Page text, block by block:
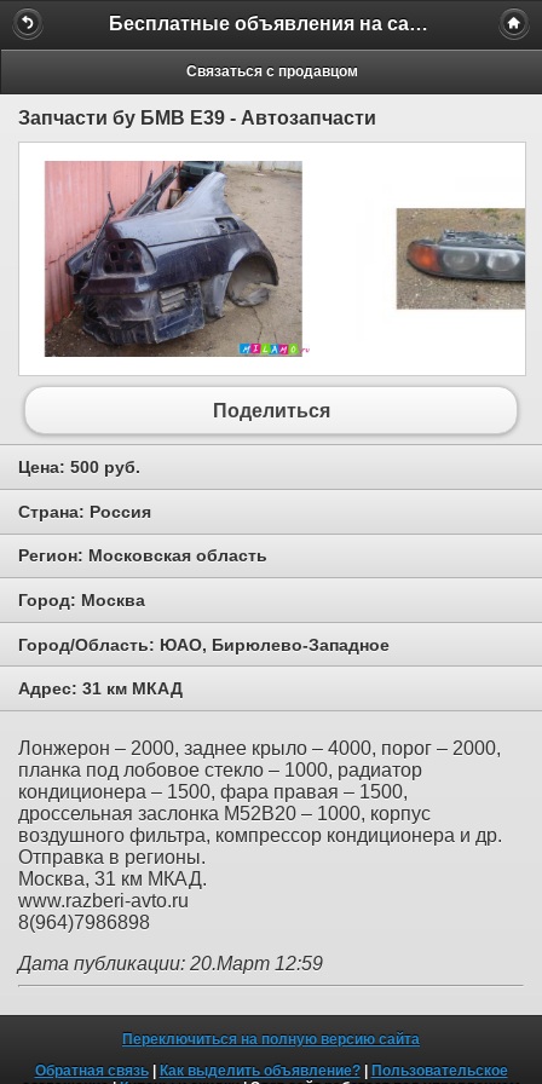
Бесплатные объявления на сайте MILAMO.ru
Связаться с продавцом
Запчасти бу БМВ Е39 - Автозапчасти
Поделиться
Цена: 500 руб.
Страна: Россия
Регион: Московская область
Город: Москва
Город/Область: ЮАО, Бирюлево-Западное
Адрес: 31 км МКАД
Лонжерон – 2000, заднее крыло – 4000, порог – 2000,
планка под лобовое стекло – 1000, радиатор
кондиционера – 1500, фара правая – 1500,
дроссельная заслонка M52B20 – 1000, корпус
воздушного фильтра, компрессор кондиционера и др.
Отправка в регионы.
Москва, 31 км МКАД.
www.razberi-avto.ru
8(964)7986898
Дата публикации: 20.Март 12:59
Переключиться на полную версию сайта
Обратная связь| Как выделить объявление?| Пользовательское